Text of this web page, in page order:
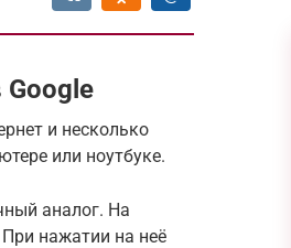
Google
и несколько
или ноутбуке.
аналог. На
нажатии на неё